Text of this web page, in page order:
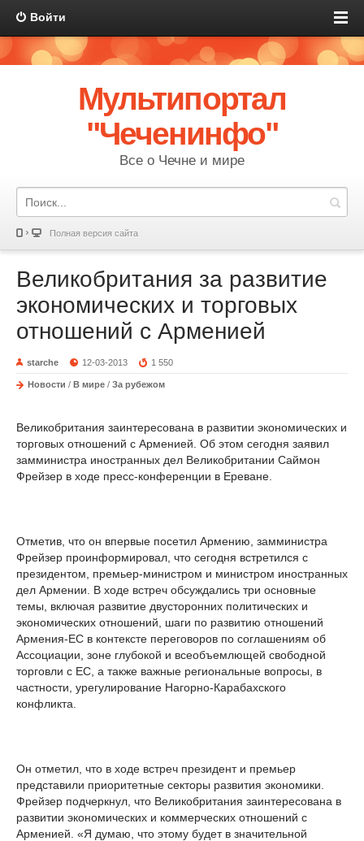
Войти
Мультипортал
"Чеченинфо"
Все о Чечне и мире
Полная версия сайта
Великобритания за развитие
экономических и торговых
отношений с Арменией
starche 12-03-2013 1 550
Новости / В мире / За рубежом
Великобритания заинтересована в развитии экономических и
торговых отношений с Арменией. Об этом сегодня заявил
замминистра иностранных дел Великобритании Саймон
Фрейзер в ходе пресс-конференции в Ереване.
Отметив, что он впервые посетил Армению, замминистра
Фрейзер проинформировал, что сегодня встретился с
президентом, премьер-министром и министром иностранных
дел Армении. В ходе встреч обсуждались три основные
темы, включая развитие двусторонних политических и
экономических отношений, шаги по развитию отношений
Армения-ЕС в контексте переговоров по соглашениям об
Ассоциации, зоне глубокой и всеобъемлющей свободной
торговли с ЕС, а также важные региональные вопросы, в
частности, урегулирование Нагорно-Карабахского
конфликта.
Он отметил, что в ходе встреч президент и премьер
представили приоритетные секторы развития экономики.
Фрейзер подчеркнул, что Великобритания заинтересована в
развитии экономических и коммерческих отношений с
Арменией. «Я думаю, что этому будет в значительной